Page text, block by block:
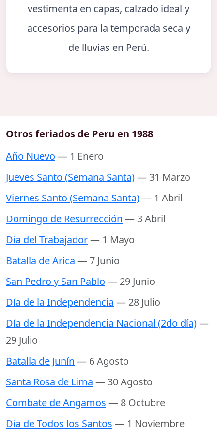
vestimenta en capas, calzado ideal y
accesorios para la temporada seca y
de lluvias en Perú.
Otros feriados de Peru en 1988
Año Nuevo — 1 Enero
Jueves Santo (Semana Santa)— 31 Marzo
Viernes Santo (Semana Santa)— 1 Abril
Domingo de Resurrección — 3 Abril
Día del Trabajador— 1 Mayo
Batalla de Arica — 7 Junio
San Pedro y San Pablo — 29 Junio
Día de la Independencia — 28 Julio
Día de la Independencia Nacional (2do día)—
29 Julio
Batalla de Junín — 6 Agosto
Santa Rosa de Lima — 30 Agosto
Combate de Angamos — 8 Octubre
Día de Todos los Santos — 1 Noviembre